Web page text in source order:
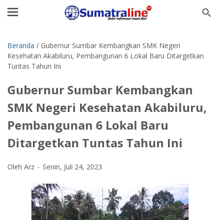
Beranda / Gubernur Sumbar Kembangkan SMK Negeri
Kesehatan Akabiluru, Pembangunan 6 Lokal Baru Ditargetkan
Tuntas Tahun Ini
Gubernur Sumbar Kembangkan
SMK Negeri Kesehatan Akabiluru,
Pembangunan 6 Lokal Baru
Ditargetkan Tuntas Tahun Ini
Oleh Arz Senin, Juli 24, 2023